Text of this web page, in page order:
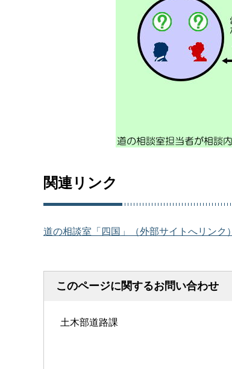
関連リンク
道の相談室「四国」（外部サイトへリンク）
このページに関するお問い合わせ
土木部道路課